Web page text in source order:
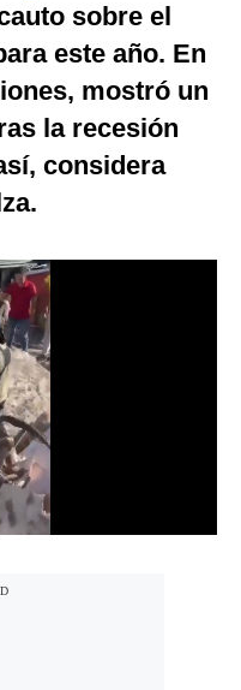
sobre el
este año. En
mostró un
la recesión
considera